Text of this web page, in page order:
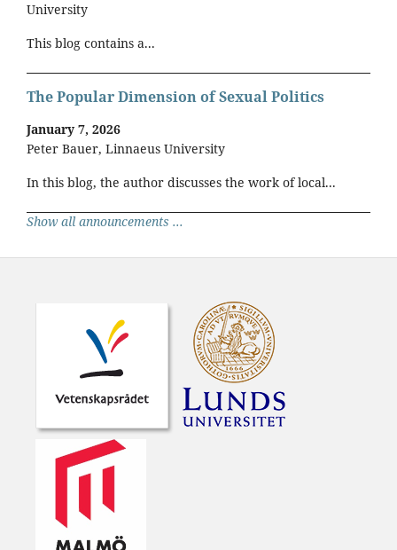
University
This blog contains a...
The Popular Dimension of Sexual Politics
January 7, 2026
Peter Bauer, Linnaeus University
In this blog, the author discusses the work of local...
Show all announcements ...